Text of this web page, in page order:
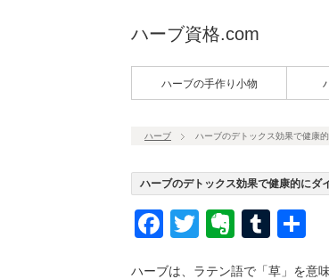
ハーブ資格.com
ハーブの手作り小物
ハーブ ハーブのデトックス効果で健康
ハーブのデトックス効果で健康的にダ
Facebook
Twitter
ハーブは、ラテン語で「草」を意